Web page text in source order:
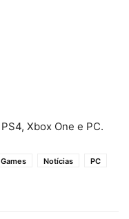
PS4, Xbox One e PC.
Games Notícias
PC